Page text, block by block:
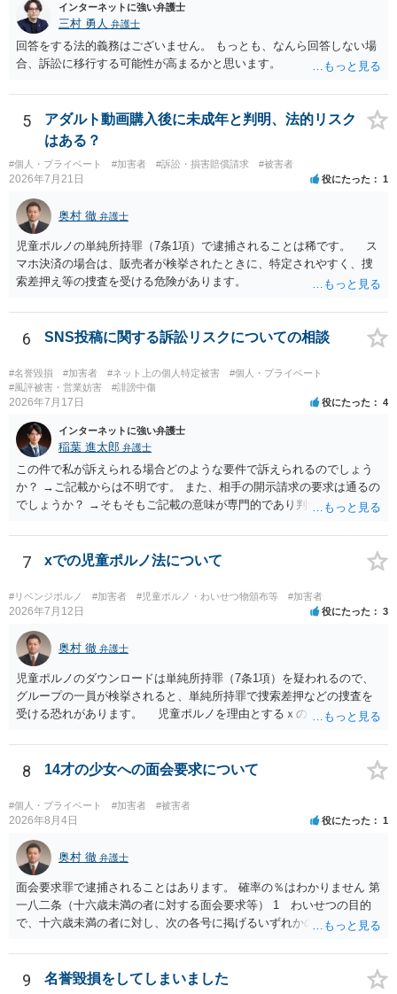
インターネットに強い弁護士
三村 勇人 弁護士
回答をする法的義務はございません。 もっとも、なんら回答しない場
合、訴訟に移行する可能性が高まるかと思います。
5
アダルト動画購入後に未成年と判明、法的リスク
はある？
#個人・プライベート #加害者 #訴訟・損害賠償請求 #被害者
2026年7月21日 役にたった 1
奥村 徹 弁護士
児童ポルノの単純所持罪（7条1項）で逮捕されることは稀です。 ス
マホ決済の場合は、販売者が検挙されたときに、特定されやすく、捜
索差押え等の捜査を受ける危険があります。
6 SNS投稿に関する訴訟リスクについての相談
#名誉毀損 #加害者 #ネット上の個人特定被害
#個人・プライベート
#風評被害・営業妨害
#誹謗中傷
2026年7月17日 役にたった 4
インターネットに強い弁護士
稲葉 進太郎 弁護士
この件で私が訴えられる場合どのような要件で訴えられるのでしょう
か？ →ご記載からは不明です。 また、相手の開示請求の要求は通るの
でしょうか？ →そもそもご記載の意味が専門的であり判然としないも
らご相談になることをお勧めいたします。
7 xでの児童ポルノ法について
#リベンジポルノ #加害者 #児童ポルノ・わいせつ物頒布等 #加害者
2026年7月12日 役にたった 3
奥村 徹 弁護士
児童ポルノのダウンロードは単純所持罪（7条1項）を疑われるので、
グループの一員が検挙されると、単純所持罪で捜索差押などの捜査を
受ける恐れがあります。 児童ポルノを理由とするｘのアカウント凍
は珍しくない）、これも捜索差押を受けるおそれがあります
8 14才の少女への面会要求について
#個人・プライベート #加害者 #被害者
2026年8月4日 役にたった 1
奥村 徹 弁護士
面会要求罪で逮捕されることはあります。 確率の％はわかりません 第
一八二条（十六歳未満の者に対する面会要求等） 1 わいせつの目的
で、十六歳未満の者に対し、次の各号に掲げるいずれかの行為をした
が生まれた日より五年以上前の日に生まれた者に限る。）は、一年以
下の拘禁刑又は五十万円以下の罰金に処する。 一 威迫し、偽計を用
9 名誉毀損をしてしまいました